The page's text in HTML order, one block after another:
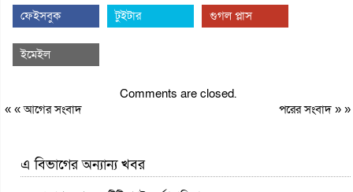
ফেইসবুক টুইটার গুগল প্লাস
ইমেইল
Comments are closed.
« «আগের সংবাদ পরের সংবাদ» »
এ বিভাগের অন্যান্য খবর